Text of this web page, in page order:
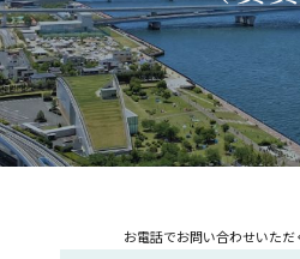
お電話でお問い合わせいただ